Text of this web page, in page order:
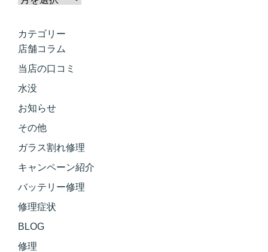
カテゴリー
店舗コラム
当店の口コミ
水没
お知らせ
その他
ガラス割れ修理
キャンペーン紹介
バッテリー修理
修理症状
BLOG
修理